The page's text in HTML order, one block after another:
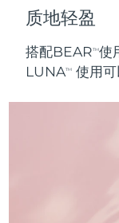
质地轻盈
搭配BEARTM使
LUNATM 使用可
FOREO APP
哈萨克斯坦
科威特